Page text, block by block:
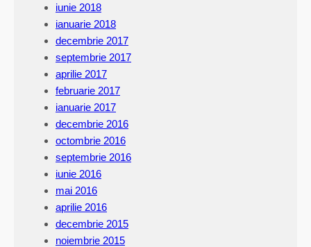
iunie 2018
ianuarie 2018
decembrie 2017
septembrie 2017
aprilie 2017
februarie 2017
ianuarie 2017
decembrie 2016
octombrie 2016
septembrie 2016
iunie 2016
mai 2016
aprilie 2016
decembrie 2015
noiembrie 2015